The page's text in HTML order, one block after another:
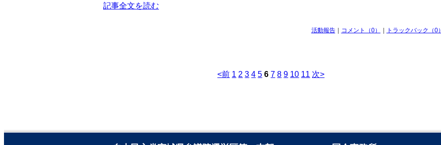
記事全文を読む
活動報告｜ コメント（0） トラックバック（0）
<前 1 2 3 4 5 6 7 8 9 10 11 次>